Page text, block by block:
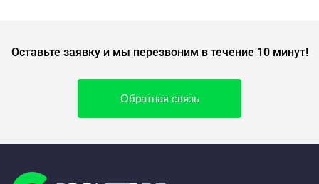
Оставьте заявку и мы перезвоним в течение 10 минут!
Обратная связь